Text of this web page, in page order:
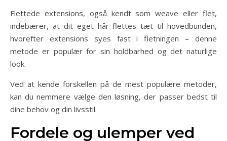
Flettede extensions, også kendt som weave eller flet,
indebærer, at dit eget hår flettes tæt til hovedbunden,
hvorefter extensions syes fast i fletningen – denne
metode er populær for sin holdbarhed og det naturlige
look.
Ved at kende forskellen på de mest populære metoder,
kan du nemmere vælge den løsning, der passer bedst til
dine behov og din livsstil.
Fordele og ulemper ved